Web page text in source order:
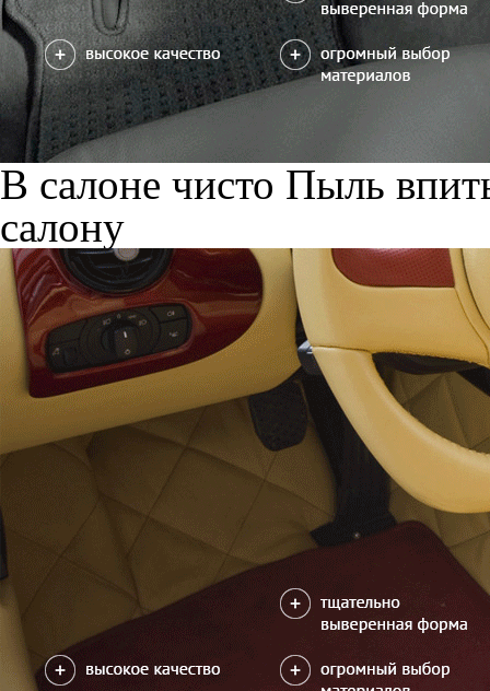
В салоне чисто Пыль
салону